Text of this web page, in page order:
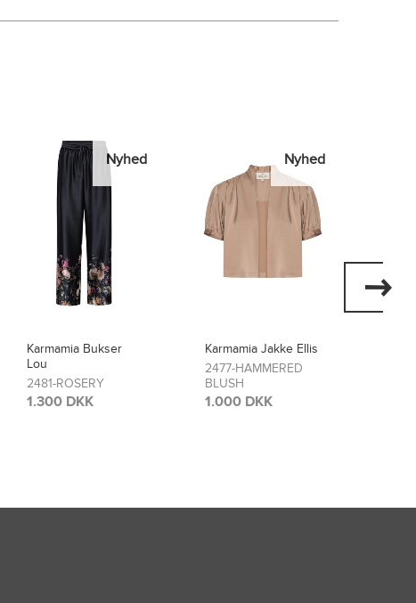
Nyhed
Karmamia Jakke Ellis
2477-HAMMERED
BLUSH
1.000 DKK
Nyhed
Karmamia Kjole Layla
2474-SCARLETT
FLOWER
1.700 DKK